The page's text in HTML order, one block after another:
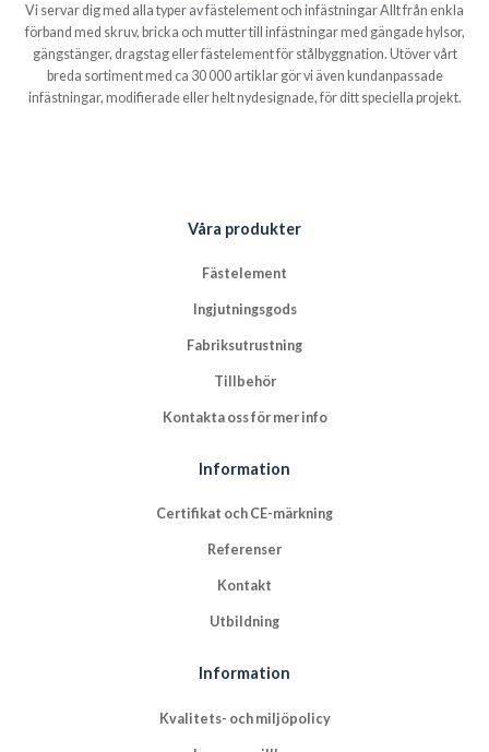
Vi servar dig med alla typer av fästelement och infästningar Allt från enkla
förband med skruv, bricka och mutter till infästningar med gängade hylsor,
gängstänger, dragstag eller fästelement för stålbyggnation. Utöver vårt
breda sortiment med ca 30 000 artiklar gör vi även kundanpassade
infästningar, modifierade eller helt nydesignade, för ditt speciella projekt.
Våra produkter
Fästelement
Ingjutningsgods
Fabriksutrustning
Tillbehör
Kontakta oss för mer info
Information
Certifikat och CE-märkning
Referenser
Kontakt
Utbildning
Information
Kvalitets- och miljöpolicy